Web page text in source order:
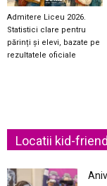
Admitere Liceu 2026.
Statistici clare pentru
părinți și elevi, bazate pe
rezultatele oficiale
Locatii kid-